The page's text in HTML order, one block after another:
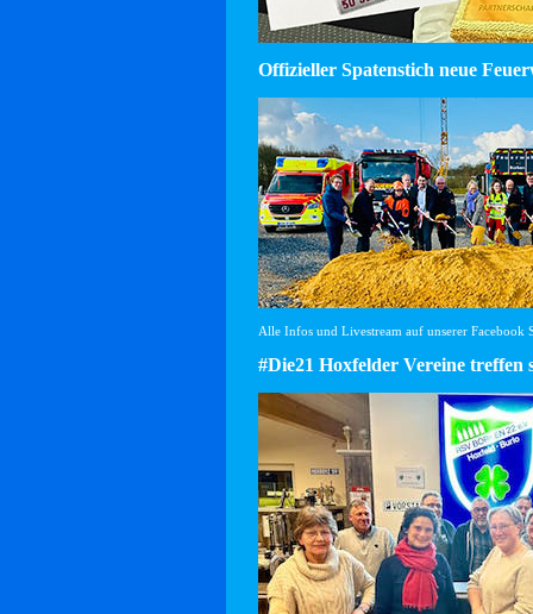
Offizieller Spatenstich neue
Alle Infos und Livestream auf unserer Facebook
#Die21 Hoxfelder Vereine treffen